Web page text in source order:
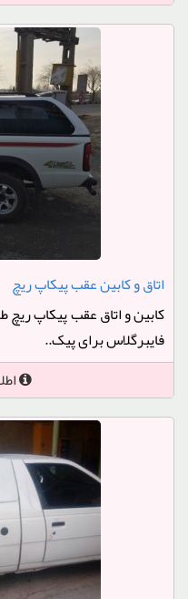
اتاق و کابین عقب پیکاپ ریچ
کابین و اتاق عقب پیکاپ ریچ
فایبرگلاس برای پیک..